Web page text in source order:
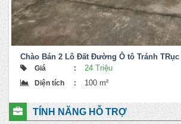
Chào Bán 2 Lô Đất Đường Ô tô Tránh
Doanh
Giá : 24 Triệu
Diện tích :
100 m²
price
was:
24,000,000 ₫.
price
is:
23,500,000 ₫.
TÍNH NĂNG HỖ TRỢ